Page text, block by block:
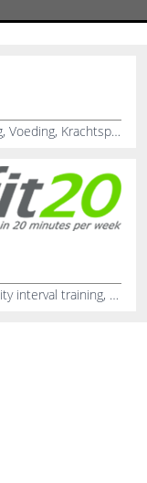
Fitness, Personal trainer, Personal training, Voeding, Krachtsport, Krachttraining, Sport advies, Schema, Activiteiten, Gezond leven
Krachttraining, Kracht trainen, High intensity interval training, Fitheid trainen, Spierkrachttraining, Sportstudio, Spiermassa opbouwen, Personal trainer, Training voor senioren, Vitaliteit